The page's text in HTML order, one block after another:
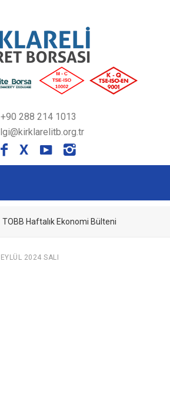
+90 288 214 1013
X
TOBB Haftalık Ekonomi Bülteni
2024 SALI